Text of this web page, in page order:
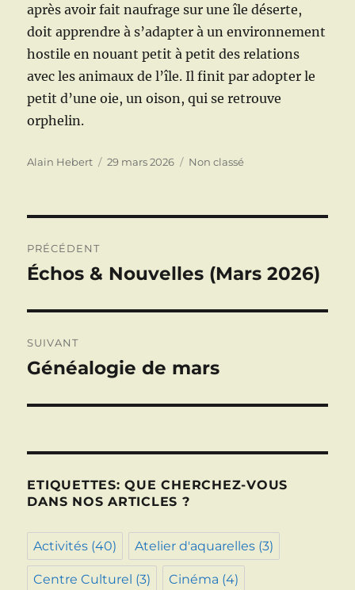
après avoir fait naufrage sur une île déserte,
doit apprendre à s’adapter à un environnement
hostile en nouant petit à petit des relations
avec les animaux de l’île. Il finit par adopter le
petit d’une oie, un oison, qui se retrouve
orphelin.
Auteur
Alain Hebert
Publié
29 mars 2026 Catégories
Non classé
de
PRÉCÉDENT
Publication
Échos & Nouvelles (Mars 2026)
SUIVANT
Publication
Généalogie de mars
ETIQUETTES: QUE CHERCHEZ-VOUS
DANS NOS ARTICLES ?
Activités (40) Atelier d'aquarelles (3)
Centre Culturel (3) Cinéma (4)